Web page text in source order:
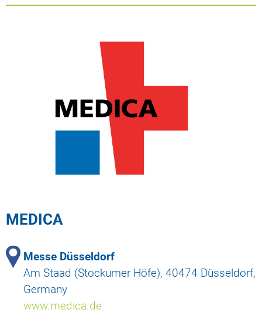
MEDICA
Messe Düsseldorf
Am Staad (Stockumer Höfe), 40474 Düsseldorf,
Germany
www.medica.de